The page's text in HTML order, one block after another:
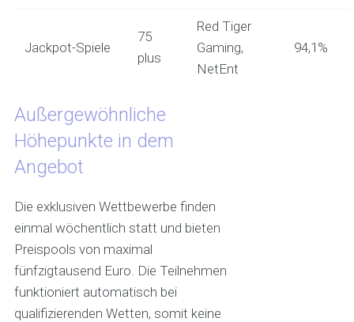
Jackpot-Spiele
75
plus
Red Tiger
Gaming,
NetEnt
94,1%
Außergewöhnliche
Höhepunkte in dem
Angebot
Die exklusiven Wettbewerbe finden
einmal wöchentlich statt und bieten
Preispools von maximal
fünfzigtausend Euro. Die Teilnehmen
funktioniert automatisch bei
qualifizierenden Wetten, somit keine